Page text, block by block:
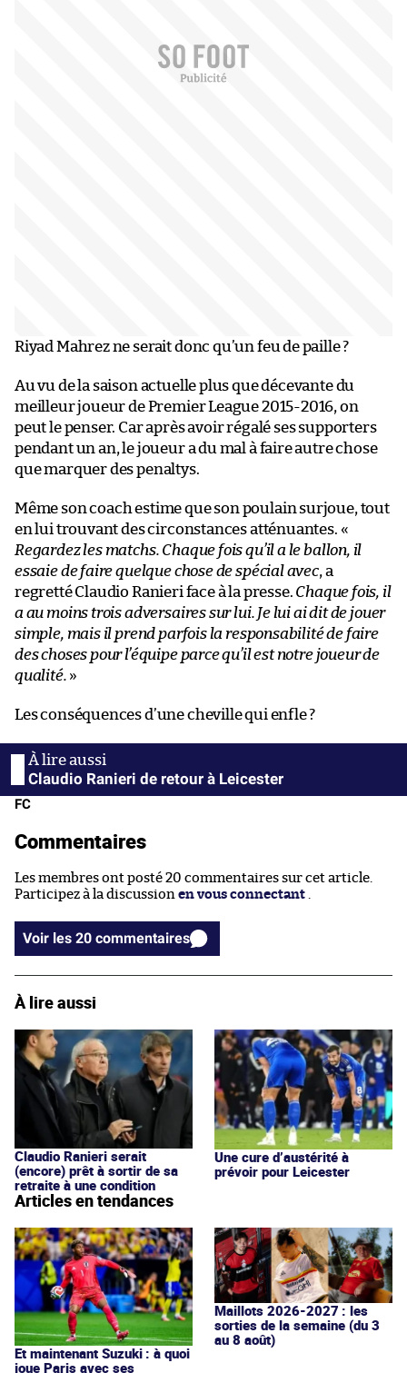
Riyad Mahrez ne serait donc qu’un feu de paille ?
Au vu de la saison actuelle plus que décevante du
meilleur joueur de Premier League 2015-2016, on
peut le penser. Car après avoir régalé ses supporters
pendant un an, le joueur a du mal à faire autre chose
que marquer des penaltys.
Même son coach estime que son poulain surjoue, tout
en lui trouvant des circonstances atténuantes. «
Regardez les matchs. Chaque fois qu’il a le ballon, il
essaie de faire quelque chose de spécial avec, a
regretté Claudio Ranieri face à la presse. Chaque fois, il
a au moins trois adversaires sur lui. Je lui ai dit de jouer
simple, mais il prend parfois la responsabilité de faire
des choses pour l’équipe parce qu’il est notre joueur de
qualité. »
Les conséquences d’une cheville qui enfle ?
Claudio Ranieri de retour à Leicester
FC
Commentaires
Les membres ont posté 20 commentaires sur cet article.
Participez à la discussion en vous connectant
Voir les 20 commentaires
À lire aussi
Claudio Ranieri serait
(encore) prêt à sortir de sa
retraite à une condition
Une cure d’austérité à
prévoir pour Leicester
Articles en tendances
Et maintenant Suzuki : à quoi
joue Paris avec ses
Maillots 2026-2027 : les
sorties de la semaine (du 3
au 8 août)